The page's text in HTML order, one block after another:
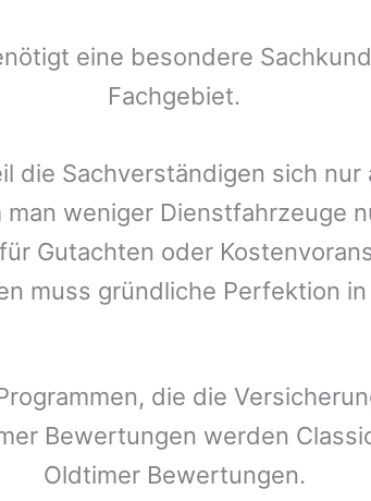
eine besondere
Fachgebiet.
die Sachverständigen sich
weniger Dienstfahrzeuge
Gutachten oder
muss gründliche Perfektion
die die
Bewertungen werden
Oldtimer Bewertungen.